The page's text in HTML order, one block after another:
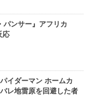
パンサー』アフリカ
応
パイダーマン ホームカ
レ地雷原を回避した者